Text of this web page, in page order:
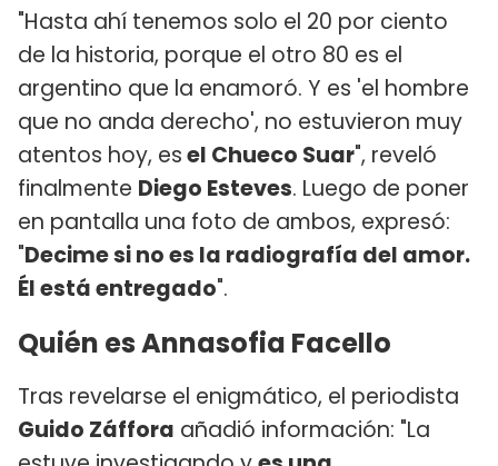
"Hasta ahí tenemos solo el 20 por ciento
de la historia, porque el otro 80 es el
argentino que la enamoró. Y es 'el hombre
que no anda derecho', no estuvieron muy
atentos hoy, esel Chueco Suar", reveló
finalmente Diego Esteves. Luego de poner
en pantalla una foto de ambos, expresó:
"Decime si no es la radiografía del amor.
Él está entregado".
Quién es Annasofia Facello
Tras revelarse el enigmático, el periodista
Guido Záffora añadió información: "La